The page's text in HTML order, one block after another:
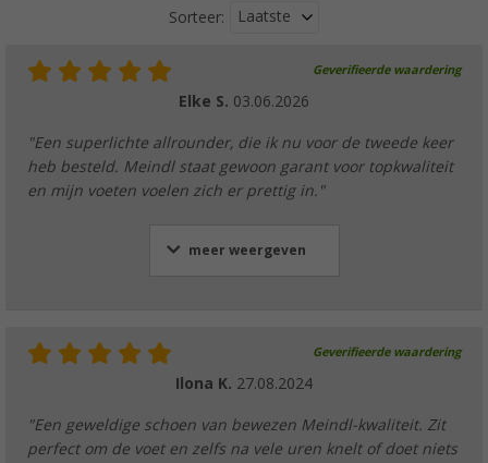
Sorteer: Laatste
Geverifieerde waardering
Elke S. 03.06.2026
"Een superlichte allrounder, die ik nu voor de tweede keer
heb besteld. Meindl staat gewoon garant voor topkwaliteit
en mijn voeten voelen zich er prettig in."
meer weergeven
Geverifieerde waardering
Ilona K. 27.08.2024
"Een geweldige schoen van bewezen Meindl-kwaliteit. Zit
perfect om de voet en zelfs na vele uren knelt of doet niets